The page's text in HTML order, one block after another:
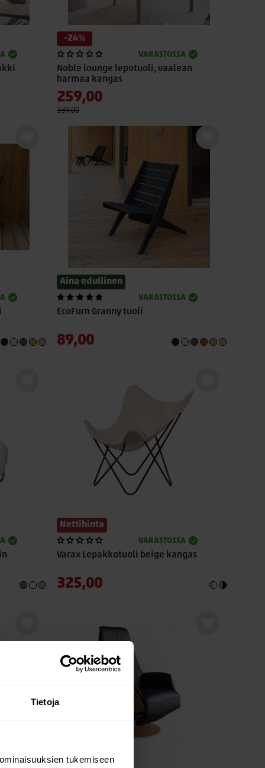
Tietoja
tukemiseen
-24%
VARASTOSSA
Noble lounge lepotuoli, vaalean
harmaa kangas
259,00
339,00
Aina edullinen
VARASTOSSA
EcoFurn Granny tuoli
89,00
Nettihinta
VARASTOSSA
Varax Lepakkotuoli beige kangas
325,00